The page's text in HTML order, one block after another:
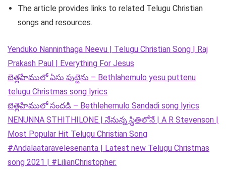
The article provides links to related Telugu Christian
songs and resources.
Yenduko Nanninthaga Neevu | Telugu Christian Song | Raj
Prakash Paul | Everything For Jesus
బెత్లహేములో ఏసు పుట్టెను – Bethlahemulo yesu puttenu
telugu Christmas song lyrics
బెత్లెహేములో సందడి – Bethlehemulo Sandadi song lyrics
NENUNNA STHITHILONE | నేనున్న స్థితిలోనే | A R Stevenson |
Most Popular Hit Telugu Christian Song
#Andalaataravelesenanta | Latest new Telugu Christmas
song 2021 | #LilianChristopher.